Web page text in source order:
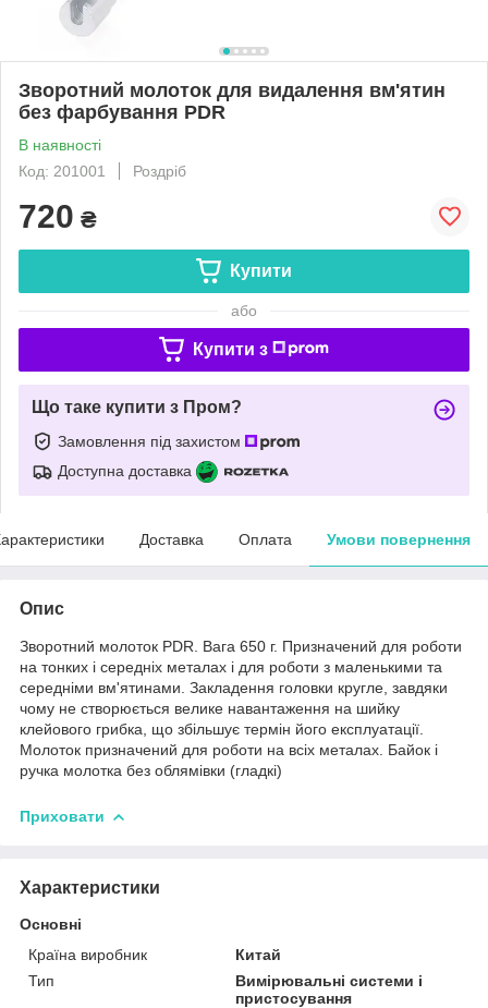
Зворотний молоток для видалення вм'ятин
без фарбування PDR
В наявності
Код: 201001
Роздріб
720 ₴
Купити
або
Купити з
Що таке купити з Пром?
Замовлення під захистом
Доступна доставка
Доставка Оплата Умови повернення
Опис
Зворотний молоток PDR. Вага 650 г. Призначений для роботи
на тонких і середніх металах і для роботи з маленькими та
середніми вм'ятинами. Закладення головки кругле, завдяки
чому не створюється велике навантаження на шийку
клейового грибка, що збільшує термін його експлуатації.
Молоток призначений для роботи на всіх металах. Байок і
ручка молотка без облямівки (гладкі)
Приховати
Характеристики
Основні
Країна виробник
Китай
Тип
Вимірювальні системи і
пристосування